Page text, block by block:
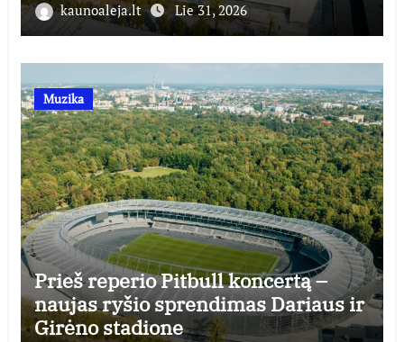
kaunoaleja.lt Lie 31, 2026
Muzika
Prieš reperio Pitbull koncertą –
naujas ryšio sprendimas Dariaus ir
Girėno stadione